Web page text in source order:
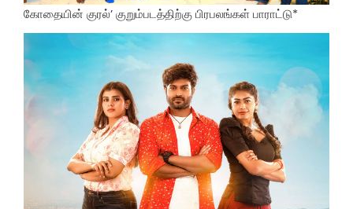
கோதையின் குரல்’ குறும்படத்திற்கு பிரபலங்கள் பாராட்டு*